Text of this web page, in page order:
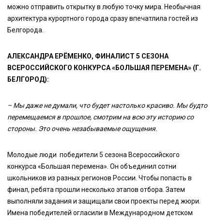
можно отправить открытку в любую точку мира. Необычная
архитектура курортного города сразу впечатлила гостей из
Белгорода.
АЛЕКСАНДРА ЕРЁМЕНКО, ФИНАЛИСТ 5 СЕЗОНА
ВСЕРОССИЙСКОГО КОНКУРСА «БОЛЬШАЯ ПЕРЕМЕНА» (Г.
БЕЛГОРОД):
– Мы даже не думали, что будет настолько красиво. Мы будто
перемещаемся в прошлое, смотрим на всю эту историю со
стороны. Это очень незабываемые ощущения.
Молодые люди победители 5 сезона Всероссийского
конкурса «Большая перемена». Он объединил сотни
школьников из разных регионов России. Чтобы попасть в
финал, ребята прошли несколько этапов отбора. Затем
выполняли задания и защищали свои проекты перед жюри.
Имена победителей огласили в Международном детском